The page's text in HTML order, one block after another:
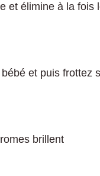
et élimine à la fois
et puis frottez
brillent